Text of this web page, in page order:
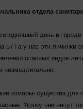
отдела
день в городе
57 Га у нас эти личинки
опасных видов
незмедлительно.
комары- существа для
Угрозу они несут